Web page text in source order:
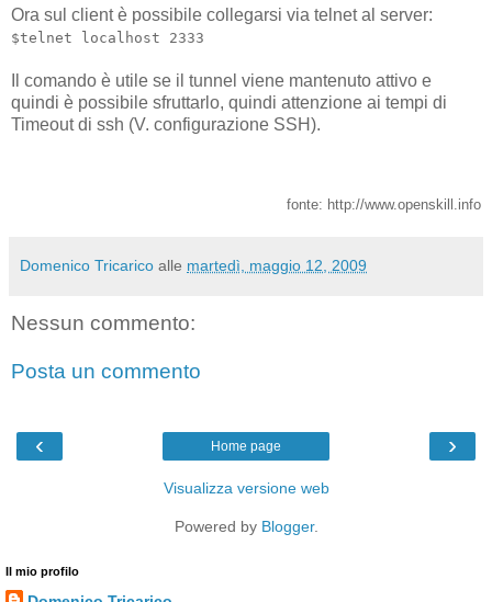
Ora sul client è possibile collegarsi via telnet al server:
$telnet localhost 2333
Il comando è utile se il tunnel viene mantenuto attivo e
quindi è possibile sfruttarlo, quindi attenzione ai tempi di
Timeout di ssh (V. configurazione SSH).
fonte: http://www.openskill.info
Domenico Tricarico alle martedì, maggio 12, 2009
Nessun commento:
Posta un commento
‹ ›
Home page
Visualizza versione web
Powered by Blogger.
Il mio profilo